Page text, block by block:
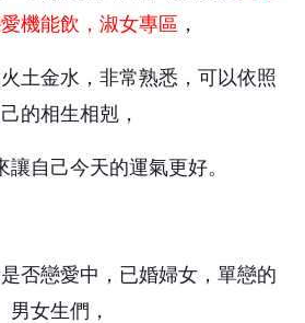
機能飲，淑女專區 ，
土金水，非常熟悉，可以依照
的相生相剋，
讓自己今天的運氣更好。
是否戀愛中，已婚婦女，單戀的
男女生們，